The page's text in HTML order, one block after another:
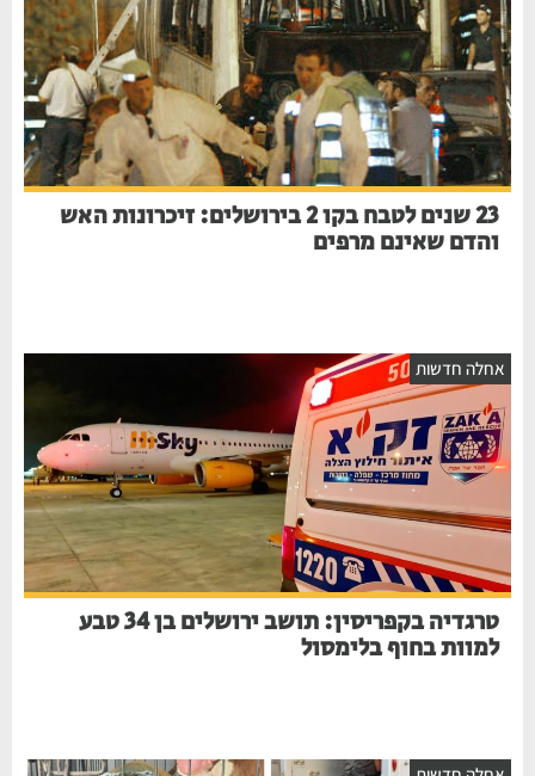
23 שנים לטבח בקו 2 בירושלים: זיכרונות האש
והדם שאינם מרפים
אחלה חדשות
טרגדיה בקפריסין: תושב ירושלים בן 34 טבע
למוות בחוף בלימסול